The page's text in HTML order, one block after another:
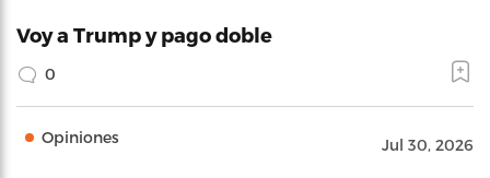
Voy a Trump y pago doble
0
Opiniones Jul 30, 2026